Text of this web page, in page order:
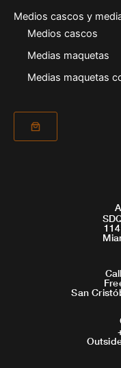
Medios cascos y
Medios cascos
Medias maquetas
Medias maquetas
San